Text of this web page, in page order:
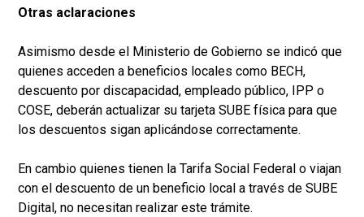
Otras aclaraciones
Asimismo desde el Ministerio de Gobierno se indicó que
quienes acceden a beneficios locales como BECH,
descuento por discapacidad, empleado público, IPP o
COSE, deberán actualizar su tarjeta SUBE física para que
los descuentos sigan aplicándose correctamente.
En cambio quienes tienen la Tarifa Social Federal o viajan
con el descuento de un beneficio local a través de SUBE
Digital, no necesitan realizar este trámite.